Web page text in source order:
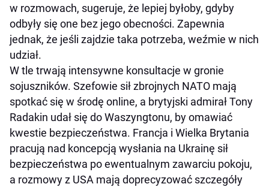
w rozmowach, sugeruje, że lepiej byłoby, gdyby
odbyły się one bez jego obecności. Zapewnia
jednak, że jeśli zajdzie taka potrzeba, weźmie w nich
udział.
W tle trwają intensywne konsultacje w gronie
sojuszników. Szefowie sił zbrojnych NATO mają
spotkać się w środę online, a brytyjski admirał Tony
Radakin udał się do Waszyngtonu, by omawiać
kwestie bezpieczeństwa. Francja i Wielka Brytania
pracują nad koncepcją wysłania na Ukrainę sił
bezpieczeństwa po ewentualnym zawarciu pokoju,
a rozmowy z USA mają doprecyzować szczegóły